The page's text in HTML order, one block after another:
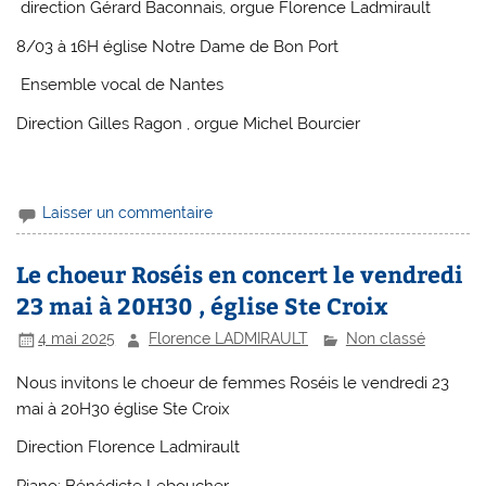
direction Gérard Baconnais, orgue Florence Ladmirault
8/03 à 16H église Notre Dame de Bon Port
Ensemble vocal de Nantes
Direction Gilles Ragon , orgue Michel Bourcier
Laisser un commentaire
Le choeur Roséis en concert le vendredi
23 mai à 20H30 , église Ste Croix
4 mai 2025 Florence LADMIRAULT Non classé
Nous invitons le choeur de femmes Roséis le vendredi 23
mai à 20H30 église Ste Croix
Direction Florence Ladmirault